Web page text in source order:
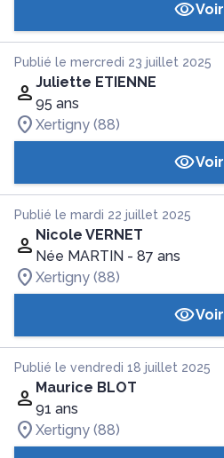
Voir
Publié le mercredi 23 juillet 2025
Juliette ETIENNE
95 ans
Xertigny (88)
Voir
Publié le mardi 22 juillet 2025
Nicole VERNET
Née MARTIN - 87 ans
Xertigny (88)
Voir
Publié le vendredi 18 juillet 2025
Maurice BLOT
91 ans
Xertigny (88)